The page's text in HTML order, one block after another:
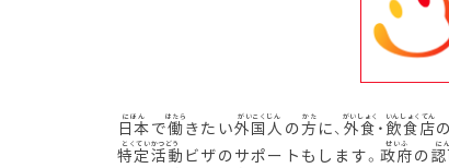
日本で働きたい外国人 の方に、 外食 ・ 飲食店の
特定活動 ビザのサポートもします。政府の